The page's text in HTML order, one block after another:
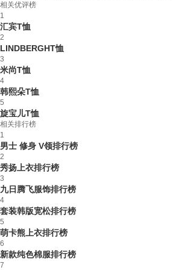
相关优评榜
1
汇宾T恤
2
LINDBERGHT恤
3
米尚T恤
4
韩熙朵T恤
5
旋宝儿T恤
相关排行榜
1
男士 修身 V领排行榜
2
秀扬上衣排行榜
3
九日腾飞服饰排行榜
4
套装韩版宽松排行榜
5
萌卡熊上衣排行榜
6
新款纯色棉服排行榜
7